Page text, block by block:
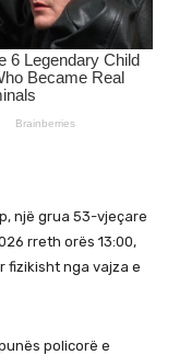
një grua 53-vjeçare
rreth orës 13:00,
fizikisht nga vajza e
policorë e